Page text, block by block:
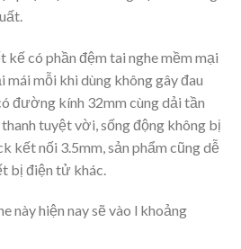
kế có phần đệm tai nghe mềm mại
mái mỗi khi dùng không gây đau
đường kính 32mm cùng dải tần
tuyệt vời, sống động không bị
kết nối 3.5mm, sản phẩm cũng dễ
bị điện tử khác.
này hiện nay sẽ vào l khoảng